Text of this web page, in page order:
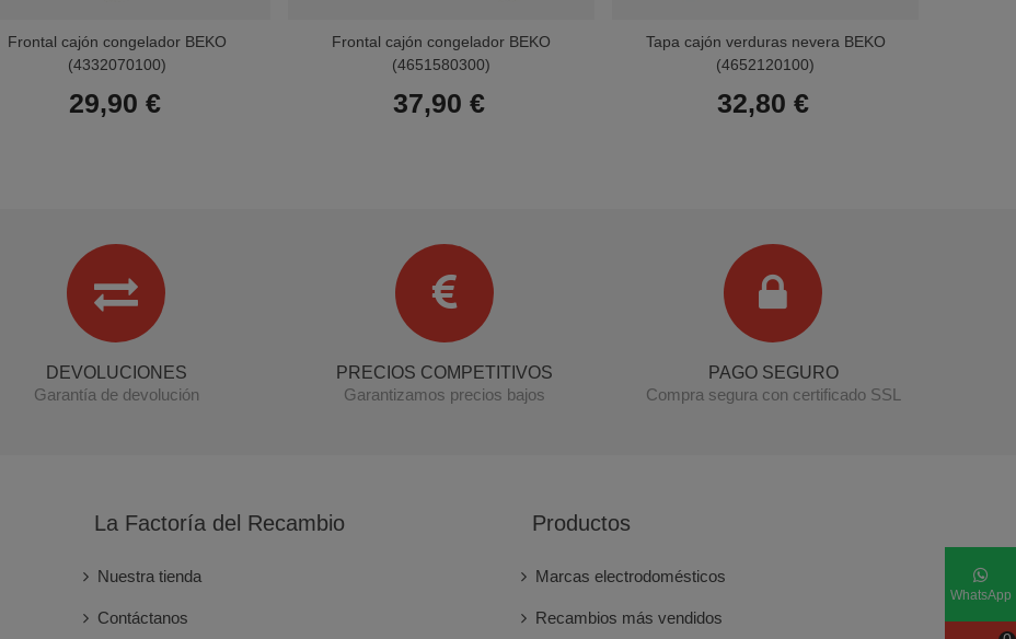
Frontal cajón congelador BEKO
(4332070100)
29,90 €
Frontal cajón congelador BEKO
(4651580300)
37,90 €
Tapa cajón verduras nevera BEKO
(4652120100)
32,80 €
DEVOLUCIONES
Garantía de devolución
PRECIOS COMPETITIVOS
Garantizamos precios bajos
PAGO SEGURO
Compra segura con certificado SSL
La Factoría del Recambio
Nuestra tienda
Contáctanos
Productos
Marcas electrodomésticos
Recambios más vendidos
WhatsApp
Terminal de consulta
○ Motor activo -
Frontal cajón congelador BEKO (4312611000)